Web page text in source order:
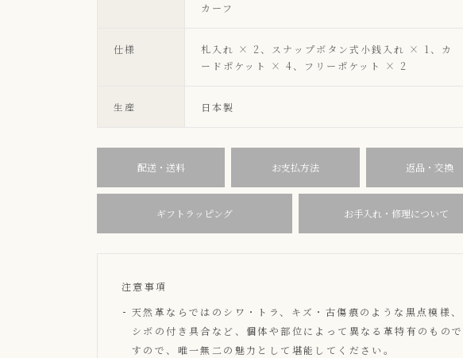
カーフ
仕様
札入れ × 2、スナップボタン式小銭入れ × 1、カ
ードポケット × 4、フリーポケット × 2
生産 日本製
配送・送料 お支払方法 返品・交換
ギフトラッピング お手入れ・修理について
注意事項
天然革ならではのシワ・トラ、キズ・古傷痕のような黒点模様、
シボの付き具合など、個体や部位によって異なる革特有のもので
すので、唯一無二の魅力として堪能してください。